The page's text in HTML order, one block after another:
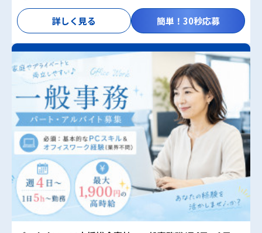
詳しく見る 簡単！30秒応募